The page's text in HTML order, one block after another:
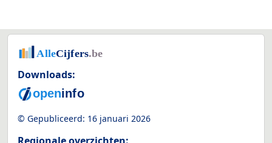
Downloads:
© Gepubliceerd: 16 januari 2026